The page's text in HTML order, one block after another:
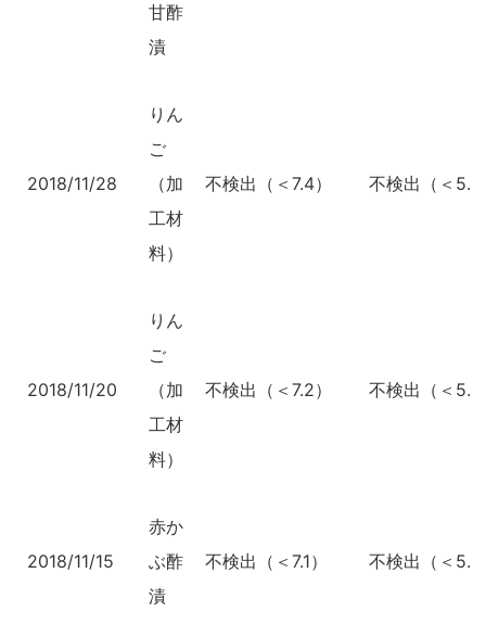
甘酢
漬
2018/11/28
りん
ご
（加
工材
料）
不検出（＜7.4） 不検出（＜5.8
2018/11/20
りん
ご
（加
工材
料）
不検出（＜7.2） 不検出（＜5.6
2018/11/15
赤か
ぶ酢
漬
不検出（＜7.1） 不検出（＜5.4